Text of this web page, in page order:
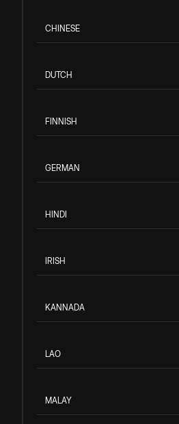
CHINESE
DUTCH
FINNISH
GERMAN
HINDI
IRISH
KANNADA
LAO
MALAY